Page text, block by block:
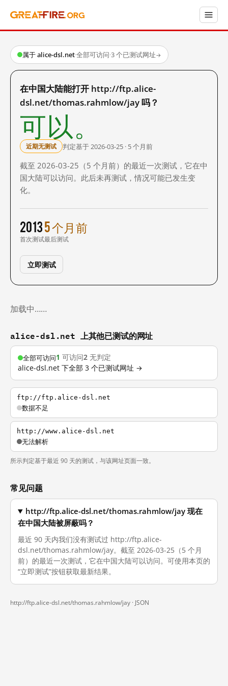
属于 alice-dsl.net·全部可访问·3 个已测试网址→
在中国大陆能打开 http://ftp.alice-
dsl.net/thomas.rahmlow/jay 吗？
可以。
近期无测试 判定基于 2026-03-25 · 5 个月前
截至 2026-03-25（5 个月前）的最近一次测试，它在中
国大陆可以访问。此后未再测试，情况可能已发生变
化。
2013
首次测试
5 个月前
最后测试
立即测试
加载中……
alice-dsl.net 上其他已测试的网址
全部可访问1 可访问2 无判定
alice-dsl.net 下全部 3 个已测试网址 →
ftp://ftp.alice-dsl.net
数据不足
http://www.alice-dsl.net
无法解析
所示判定基于最近 90 天的测试，与该网址页面一致。
常见问题
http://ftp.alice-dsl.net/thomas.rahmlow/jay 现在
在中国大陆被屏蔽吗？
最近 90 天内我们没有测试过 http://ftp.alice-
dsl.net/thomas.rahmlow/jay。截至 2026-03-25（5 个月
前）的最近一次测试，它在中国大陆可以访问。可使用本页的
“立即测试”按钮获取最新结果。
http://ftp.alice-dsl.net/thomas.rahmlow/jay · JSON